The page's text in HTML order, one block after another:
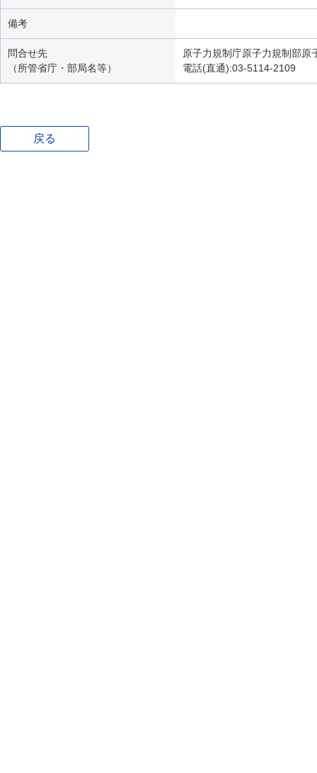
備考
問合せ先
（所管省庁・部局名等）
原子力規制庁原子力規制部原
電話(直通):03-5114-2109